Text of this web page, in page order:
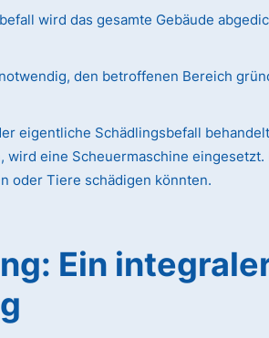
wird das gesamte Gebäude
den betroffenen Bereich
eigentliche Schädlingsbefall
eine Scheuermaschine
oder Tiere schädigen könnten.
Ein